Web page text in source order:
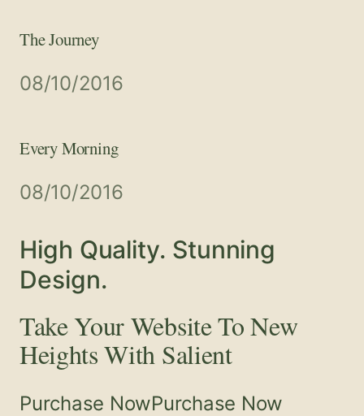
The Journey
08/10/2016
Every Morning
08/10/2016
High Quality. Stunning
Design.
Take Your Website To New
Heights With Salient
Purchase NowPurchase Now